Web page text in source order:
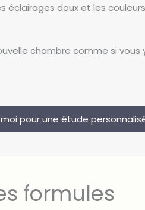
éclairages doux et les
chambre comme si vous
pour une étude
formules